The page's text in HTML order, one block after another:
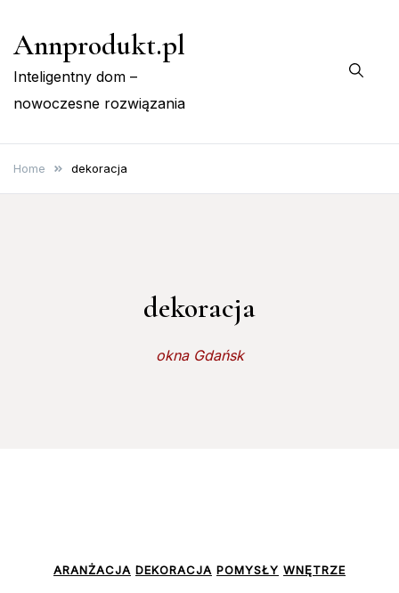
Annprodukt.pl
Inteligentny dom –
nowoczesne rozwiązania
Home dekoracja
dekoracja
okna Gdańsk
ARANŻACJA DEKORACJA POMYSŁY WNĘTRZE